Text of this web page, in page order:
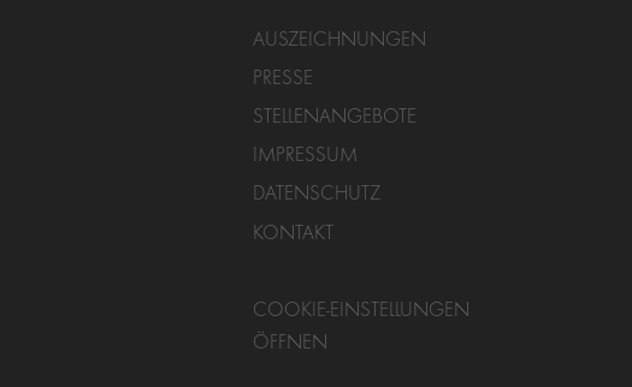
AUSZEICHNUNGEN
PRESSE
STELLENANGEBOTE
IMPRESSUM
DATENSCHUTZ
KONTAKT
COOKIE-EINSTELLUNGEN
ÖFFNEN